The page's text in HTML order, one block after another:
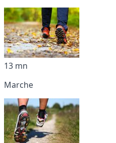
13 mn
Marche